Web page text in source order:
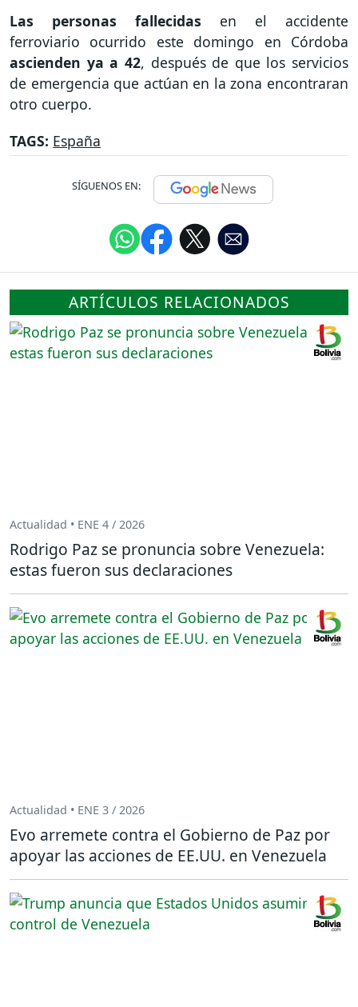
Las personas fallecidas en el accidente
ferroviario ocurrido este domingo en Córdoba
ascienden ya a 42, después de que los servicios
de emergencia que actúan en la zona encontraran
otro cuerpo.
TAGS: España
SÍGUENOS EN:
ARTÍCULOS RELACIONADOS
Actualidad • ENE 4 / 2026
Rodrigo Paz se pronuncia sobre Venezuela:
estas fueron sus declaraciones
Actualidad • ENE 3 / 2026
Evo arremete contra el Gobierno de Paz por
apoyar las acciones de EE.UU. en Venezuela